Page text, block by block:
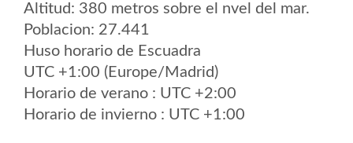
Altitud: 380 metros sobre el nvel del mar.
Poblacion: 27.441
Huso horario de Escuadra
UTC +1:00 (Europe/Madrid)
Horario de verano : UTC +2:00
Horario de invierno : UTC +1:00